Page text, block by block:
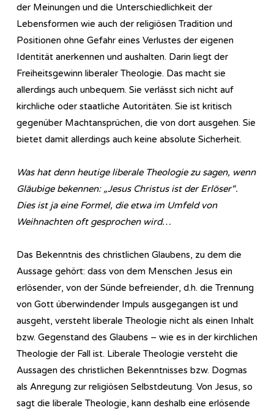
der Meinungen und die Unterschiedlichkeit der
Lebensformen wie auch der religiösen Tradition und
Positionen ohne Gefahr eines Verlustes der eigenen
Identität anerkennen und aushalten. Darin liegt der
Freiheitsgewinn liberaler Theologie. Das macht sie
allerdings auch unbequem. Sie verlässt sich nicht auf
kirchliche oder staatliche Autoritäten. Sie ist kritisch
gegenüber Machtansprüchen, die von dort ausgehen. Sie
bietet damit allerdings auch keine absolute Sicherheit.
Was hat denn heutige liberale Theologie zu sagen, wenn
Gläubige bekennen: „Jesus Christus ist der Erlöser“.
Dies ist ja eine Formel, die etwa im Umfeld von
Weihnachten oft gesprochen wird…
Das Bekenntnis des christlichen Glaubens, zu dem die
Aussage gehört: dass von dem Menschen Jesus ein
erlösender, von der Sünde befreiender, d.h. die Trennung
von Gott überwindender Impuls ausgegangen ist und
ausgeht, versteht liberale Theologie nicht als einen Inhalt
bzw. Gegenstand des Glaubens – wie es in der kirchlichen
Theologie der Fall ist. Liberale Theologie versteht die
Aussagen des christlichen Bekenntnisses bzw. Dogmas
als Anregung zur religiösen Selbstdeutung. Von Jesus, so
sagt die liberale Theologie, kann deshalb eine erlösende